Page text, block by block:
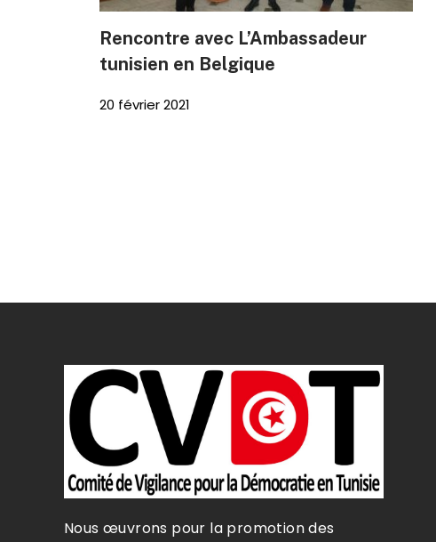
Rencontre avec L’Ambassadeur
tunisien en Belgique
20 février 2021
Nous œuvrons pour la promotion des